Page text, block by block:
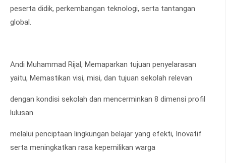
peserta didik, perkembangan teknologi, serta tantangan
global.
Andi Muhammad Rijal, Memaparkan tujuan penyelarasan
yaitu, Memastikan visi, misi, dan tujuan sekolah relevan
dengan kondisi sekolah dan mencerminkan 8 dimensi profil
lulusan
melalui penciptaan lingkungan belajar yang efekti, Inovatif
serta meningkatkan rasa kepemilikan warga